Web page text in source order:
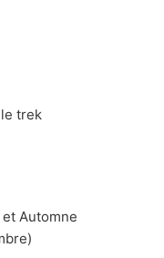
trek
Automne